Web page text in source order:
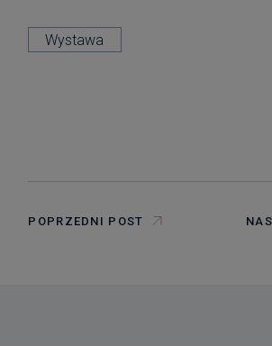
Wystawa
POPRZEDNI POST